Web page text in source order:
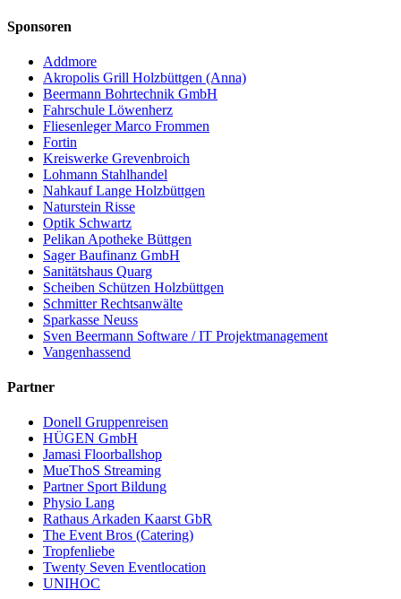
Sponsoren
Addmore
Akropolis Grill Holzbüttgen (Anna)
Beermann Bohrtechnik GmbH
Fahrschule Löwenherz
Fliesenleger Marco Frommen
Fortin
Kreiswerke Grevenbroich
Lohmann Stahlhandel
Nahkauf Lange Holzbüttgen
Naturstein Risse
Optik Schwartz
Pelikan Apotheke Büttgen
Sager Baufinanz GmbH
Sanitätshaus Quarg
Scheiben Schützen Holzbüttgen
Schmitter Rechtsanwälte
Sparkasse Neuss
Sven Beermann Software / IT Projektmanagement
Vangenhassend
Partner
Donell Gruppenreisen
HÜGEN GmbH
Jamasi Floorballshop
MueThoS Streaming
Partner Sport Bildung
Physio Lang
Rathaus Arkaden Kaarst GbR
The Event Bros (Catering)
Tropfenliebe
Twenty Seven Eventlocation
UNIHOC